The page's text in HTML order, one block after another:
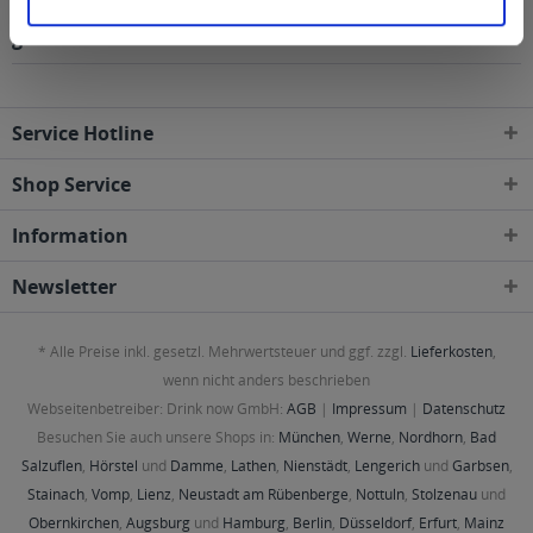
geliefert
Service Hotline
Shop Service
Information
Newsletter
* Alle Preise inkl. gesetzl. Mehrwertsteuer und ggf. zzgl. Lieferkosten,
wenn nicht anders beschrieben
Webseitenbetreiber: Drink now GmbH: AGB | Impressum | Datenschutz
Besuchen Sie auch unsere Shops in: München, Werne, Nordhorn, Bad
Salzuflen, Hörstel und Damme, Lathen, Nienstädt, Lengerichund Garbsen,
Stainach, Vomp, Lienz, Neustadt am Rübenberge, Nottuln, Stolzenau und
Obernkirchen, Augsburg und Hamburg, Berlin, Düsseldorf, Erfurt, Mainz